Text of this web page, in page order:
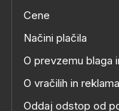
Cene
Načini plačila
O prevzemu blaga
O vračilih in
Oddaj odstop od